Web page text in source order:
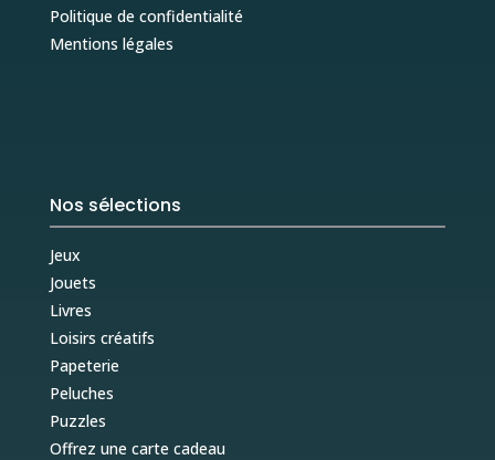
Politique de confidentialité
Mentions légales
Nos sélections
Jeux
Jouets
Livres
Loisirs créatifs
Papeterie
Peluches
Puzzles
Offrez une carte cadeau